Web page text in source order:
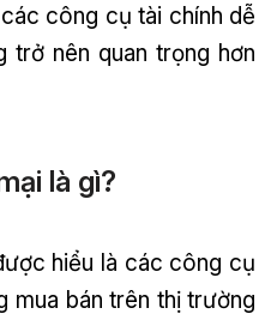
công cụ tài chính dễ
trở nên quan trọng hơn
là gì?
hiểu là các công cụ
mua bán trên thị trường